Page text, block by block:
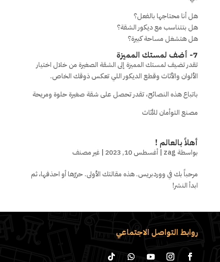
هل أنا محتاجها بالفعل؟
هل بتتناسب مع ديكور الشقة؟
هل هتشغل مساحة كبيرة؟
7- أضف لمستك المميزة
تقدر تضيف لمستك المميزة إلى الشقة الصغيرة من خلال اختيار
الألوان والأثاث وقطع الديكور اللي تعكس ذوقك الخاص.
باتباع هذه النصائح، تقدر تحصل على شقة صغيرة حلوة ومريحة
مصنع التوأمان للأثاث
أهلاً بالعالم !
بواسطة zag
| أغسطس 10, 2023 | غير مصنف
مرحباً بك في ووردبريس. هذه مقالتك الأولى. حررّها أو احذفها، ثم
ابدأ النشر!
روابط التواصل الاجتماعي